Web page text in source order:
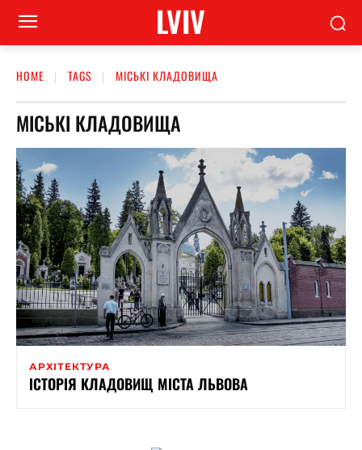
LVIV
HOME TAGS МІСЬКІ КЛАДОВИЩА
МІСЬКІ КЛАДОВИЩА
АРХІТЕКТУРА
ІСТОРІЯ КЛАДОВИЩ МІСТА ЛЬВОВА